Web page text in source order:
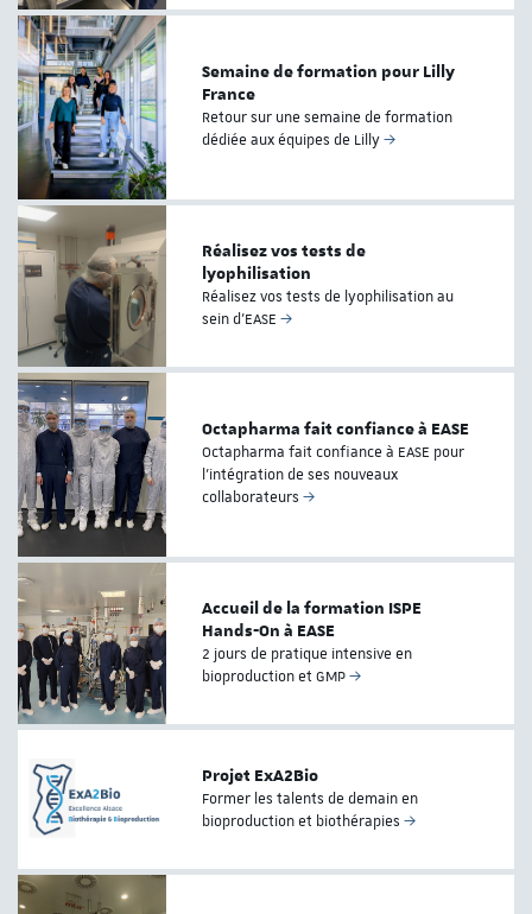
Semaine de formation pour Lilly
France
Retour sur une semaine de formation
dédiée aux équipes de Lilly
Réalisez vos tests de
lyophilisation
Réalisez vos tests de lyophilisation au
sein d’EASE
Octapharma fait confiance à EASE
Octapharma fait confiance à EASE pour
l’intégration de ses nouveaux
collaborateurs
Accueil de la formation ISPE
Hands-On à EASE
2 jours de pratique intensive en
bioproduction et GMP
Projet ExA2Bio
Former les talents de demain en
bioproduction et biothérapies